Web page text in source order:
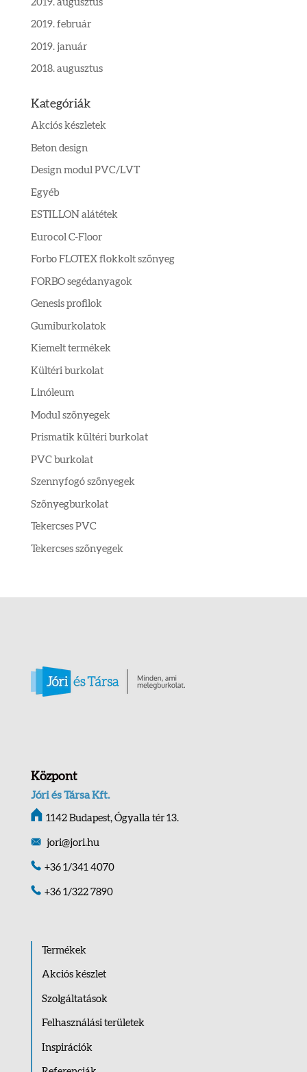
2019. augusztus
2019. február
2019. január
2018. augusztus
Kategóriák
Akciós készletek
Beton design
Design modul PVC/LVT
Egyéb
ESTILLON alátétek
Eurocol C-Floor
Forbo FLOTEX flokkolt szőnyeg
FORBO segédanyagok
Genesis profilok
Gumiburkolatok
Kiemelt termékek
Kültéri burkolat
Linóleum
Modul szőnyegek
Prismatik kültéri burkolat
PVC burkolat
Szennyfogó szőnyegek
Szőnyegburkolat
Tekercses PVC
Tekercses szőnyegek
Központ
Jóri és Társa Kft.
1142 Budapest, Ógyalla tér 13.
jori@jori.hu
+36 1/341 4070
+36 1/322 7890
Termékek
Akciós készlet
Szolgáltatások
Felhasználási területek
Inspirációk